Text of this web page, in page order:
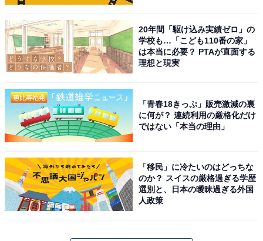
20年間「駆け込み実績ゼロ」の
学校も…「こども110番の家」
は本当に必要？ PTAが直面する
理想と現実
「青春18きっぷ」販売激減の裏
に何が？ 連続利用の厳格化だけ
ではない「本当の理由」
「移民」に冷たいのはどっちな
のか？ スイスの厳格過ぎる学歴
選別と、日本の曖昧過ぎる外国
人政策